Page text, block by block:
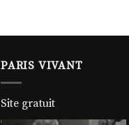
PARIS VIVANT
Site gratuit